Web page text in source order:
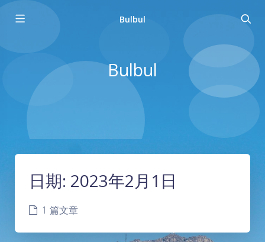
Bulbul
Bulbul
日期: 2023年2月1日
1 篇文章